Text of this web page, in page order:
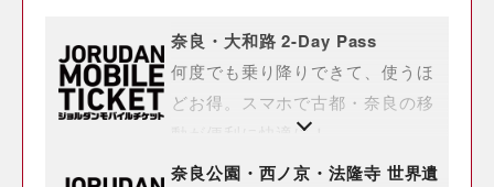
奈良・大和路 2-Day Pass
何度でも乗り降りできて、使うほ
どお得。スマホで古都・奈良の移
動が便利に快適に！
奈良公園・西ノ京・法隆寺 世界遺